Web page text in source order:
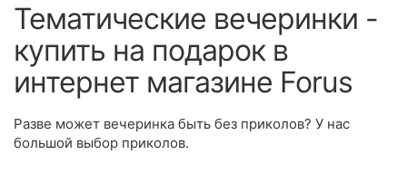
Тематические вечеринки -
купить на подарок в
интернет магазине Forus
Разве может вечеринка быть без приколов? У нас
большой выбор приколов.